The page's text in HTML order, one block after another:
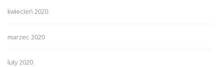
kwiecień 2020
marzec 2020
luty 2020